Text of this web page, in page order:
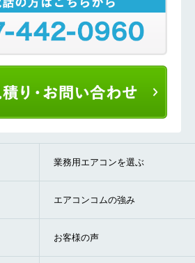
業務用エアコンを選ぶ
エアコンコムの強み
お客様の声